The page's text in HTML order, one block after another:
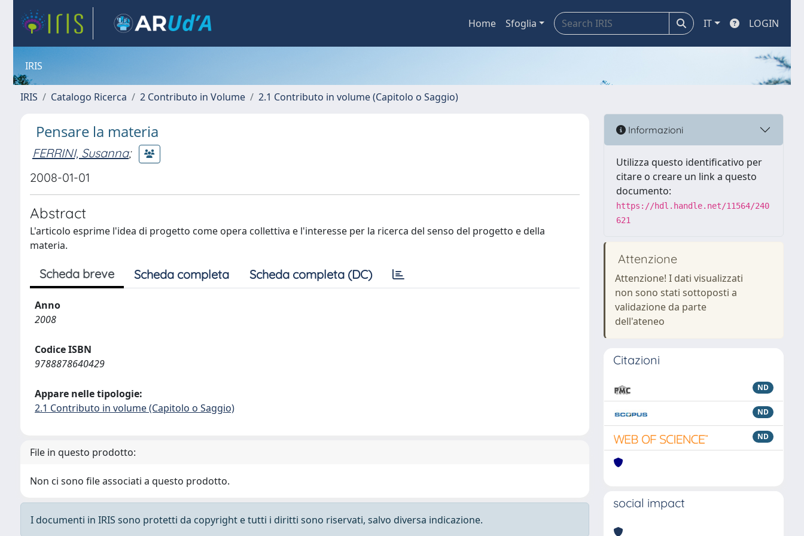
Home Sfoglia IT LOGIN
IRIS
IRIS Catalogo Ricerca 2 Contributo in Volume 2.1 Contributo in volume (Capitolo o Saggio)
Pensare la materia
FERRINI, Susanna;
2008-01-01
Abstract
L'articolo esprime l'idea di progetto come opera collettiva e l'interesse per la ricerca del senso del progetto e della
materia.
Scheda breve Scheda completa Scheda completa (DC)
Anno
2008
Codice ISBN
9788878640429
Appare nelle tipologie:
2.1 Contributo in volume (Capitolo o Saggio)
File in questo prodotto:
Non ci sono file associati a questo prodotto.
I documenti in IRIS sono protetti da copyright e tutti i diritti sono riservati, salvo diversa indicazione.
Informazioni
Utilizza questo identificativo per
citare o creare un link a questo
documento:
https://hdl.handle.net/11564/240
621
Attenzione
Attenzione! I dati visualizzati
non sono stati sottoposti a
validazione da parte
dell'ateneo
Citazioni
ND
ND
ND
social impact